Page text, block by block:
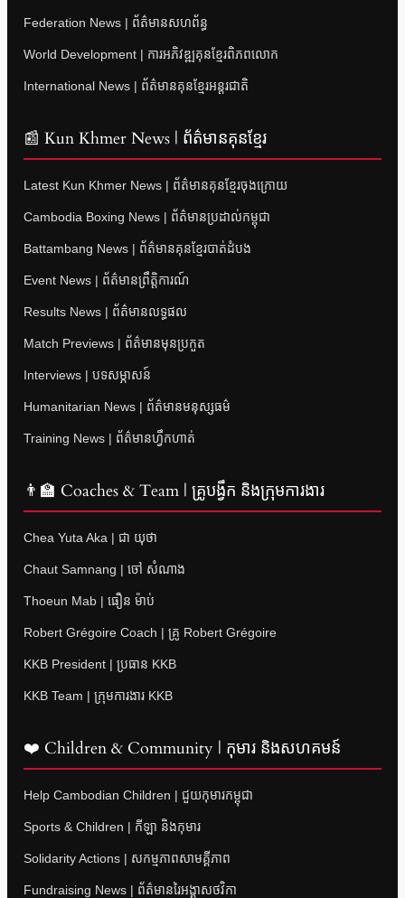
Federation News | ព័ត៌មានសហព័ន្ធ
World Development | ការអភិវឌ្ឍគុនខ្មែរពិភពលោក
International News | ព័ត៌មានគុនខ្មែរអន្តរជាតិ
📰 Kun Khmer News | ព័ត៌មានគុនខ្មែរ
Latest Kun Khmer News | ព័ត៌មានគុនខ្មែរចុងក្រោយ
Cambodia Boxing News | ព័ត៌មានប្រដាល់កម្ពុជា
Battambang News | ព័ត៌មានគុនខ្មែរបាត់ដំបង
Event News | ព័ត៌មានព្រឹត្តិការណ៍
Results News | ព័ត៌មានលទ្ធផល
Match Previews | ព័ត៌មានមុនប្រកួត
Interviews | បទសម្ភាសន៍
Humanitarian News | ព័ត៌មានមនុស្សធម៌
Training News | ព័ត៌មានហ្វឹកហាត់
👨‍🏫 Coaches & Team | គ្រូបង្វឹក និងក្រុមការងារ
Chea Yuta Aka | ជា យុថា
Chaut Samnang | ចៅ សំណាង
Thoeun Mab | ធឿន ម៉ាប់
Robert Grégoire Coach | គ្រូ Robert Grégoire
KKB President | ប្រធាន KKB
KKB Team | ក្រុមការងារ KKB
❤️ Children & Community | កុមារ និងសហគមន៍
Help Cambodian Children | ជួយកុមារកម្ពុជា
Sports & Children | កីឡា និងកុមារ
Solidarity Actions | សកម្មភាពសាមគ្គីភាព
Fundraising News | ព័ត៌មានរៃអង្គាសថវិកា